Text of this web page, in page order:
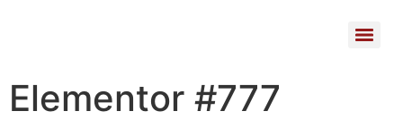
Elementor #777